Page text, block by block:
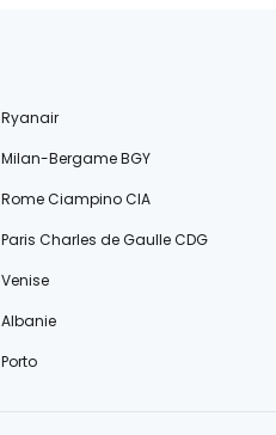
Ryanair
Milan-Bergame BGY
Rome Ciampino CIA
Paris Charles de Gaulle CDG
Venise
Albanie
Porto